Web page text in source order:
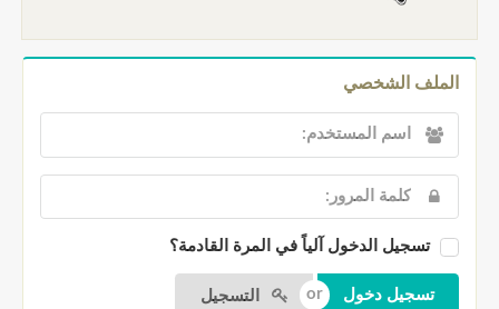
الملف الشخصي
تسجيل الدخول آلياً في المرة القادمة؟
التسجيل